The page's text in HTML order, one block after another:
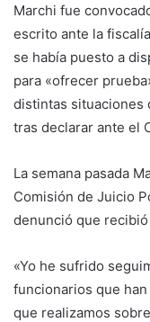
Marchi fue
escrito ante la
se había puesto a
para «ofrecer
distintas situaciones
tras declarar ante el
La semana pasada
Comisión de Juicio
denunció que
«Yo he sufrido
funcionarios que
que realizamos